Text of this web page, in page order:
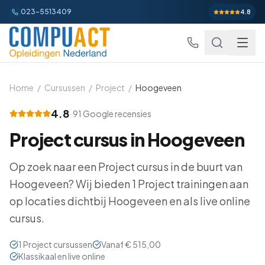
023-5513409 4.8
Excel
Excel Basis Beginner
Excel Gevorderd Gevorderd
Excel: Functies en Formules Gevorderd
Excel: Draaitabellen en Grafieken
Excel: Analyse en Rapportage
Word
Word Basis
Word Gevorderd Gevorderd
Word: Formulieren en Sjablonen
Outlook
Outlook Alles-in-een
PowerPoint Alles-in-een
Power BI
Home / Cursussen / Project / Hoogeveen
4.8· 91 Google recensies
Projectcursus inHoogeveen
Op zoek naar een Projectcursus in de buurt van
Hoogeveen? Wij bieden 1 Project trainingen aan
op locaties dichtbij Hoogeveen en als live online
cursus.
1 Project cursussen Vanaf€ 515,00
Klassikaal en live online